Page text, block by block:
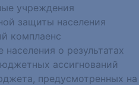
учреждения
защиты населения
комплаенс
о результатах
ассигнований
предусмотренных на